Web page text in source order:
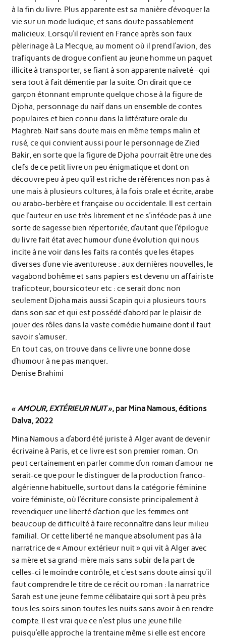
à la fin du livre. Plus apparente est sa manière d’évoquer la
vie sur un mode ludique, et sans doute passablement
malicieux. Lorsqu’il revient en France après son faux
pèlerinage à La Mecque, au moment où il prend l’avion, des
trafiquants de drogue confient au jeune homme un paquet
illicite à transporter, se fiant à son apparente naïveté—qui
sera tout à fait démentie par la suite. On dirait que ce
garçon étonnant emprunte quelque chose à la figure de
Djoha, personnage du naïf dans un ensemble de contes
populaires et bien connu dans la littérature orale du
Maghreb. Naïf sans doute mais en même temps malin et
rusé, ce qui convient aussi pour le personnage de Zied
Bakir, en sorte que la figure de Djoha pourrait être une des
clefs de ce petit livre un peu énigmatique et dont on
découvre peu à peu qu’il est riche de références non pas à
une mais à plusieurs cultures, à la fois orale et écrite, arabe
ou arabo-berbère et française ou occidentale. Il est certain
que l’auteur en use très librement et ne s’inféode pas à une
sorte de sagesse bien répertoriée, d’autant que l’épilogue
du livre fait état avec humour d’une évolution qui nous
incite à ne voir dans les faits ra contés que les étapes
diverses d’une vie aventureuse : aux dernières nouvelles, le
vagabond bohême et sans papiers est devenu un affairiste
traficoteur, boursicoteur etc : ce serait donc non
seulement Djoha mais aussi Scapin qui a plusieurs tours
dans son sac et qui est possédé d’abord par le plaisir de
jouer des rôles dans la vaste comédie humaine dont il faut
savoir s’amuser.
En tout cas, on trouve dans ce livre une bonne dose
d’humour à ne pas manquer.
Denise Brahimi
« AMOUR, EXTÉRIEUR NUIT », par Mina Namous, éditions
Dalva, 2022
Mina Namous a d’abord été juriste à Alger avant de devenir
écrivaine à Paris, et ce livre est son premier roman. On
peut certainement en parler comme d’un roman d’amour ne
serait-ce que pour le distinguer de la production franco-
algérienne habituelle, surtout dans la catégorie féminine
voire féministe, où l’écriture consiste principalement à
revendiquer une liberté d’action que les femmes ont
beaucoup de difficulté à faire reconnaître dans leur milieu
familial. Or cette liberté ne manque absolument pas à la
narratrice de « Amour extérieur nuit » qui vit à Alger avec
sa mère et sa grand-mère mais sans subir de la part de
celles-ci le moindre contrôle, et c’est sans doute ainsi qu’il
faut comprendre le titre de ce récit ou roman : la narratrice
Sarah est une jeune femme célibataire qui sort à peu près
tous les soirs sinon toutes les nuits sans avoir à en rendre
compte. Il est vrai que ce n’est plus une jeune fille
puisqu’elle approche la trentaine même si elle est encore